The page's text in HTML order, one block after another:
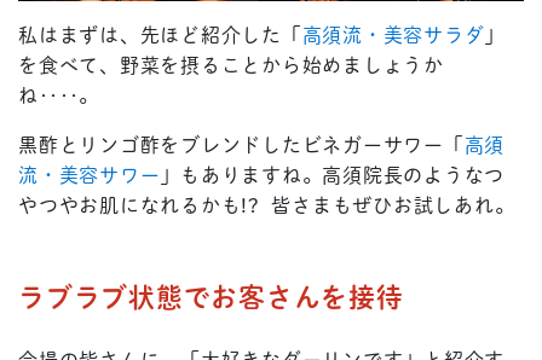
私はまずは、先ほど紹介した「 高須流・美容サラダ 」
を食べて、野菜を摂ることから始めましょうか
ね‥‥。
黒酢とリンゴ酢をブレンドしたビネガーサワー「 高須
流・美容サワー 」もありますね。高須院長のようなつ
やつやお肌になれるかも!? 皆さまもぜひお試しあれ。
ラブラブ状態でお客さんを接待